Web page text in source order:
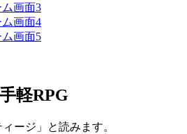
軽RPG
ージ」と読みます。